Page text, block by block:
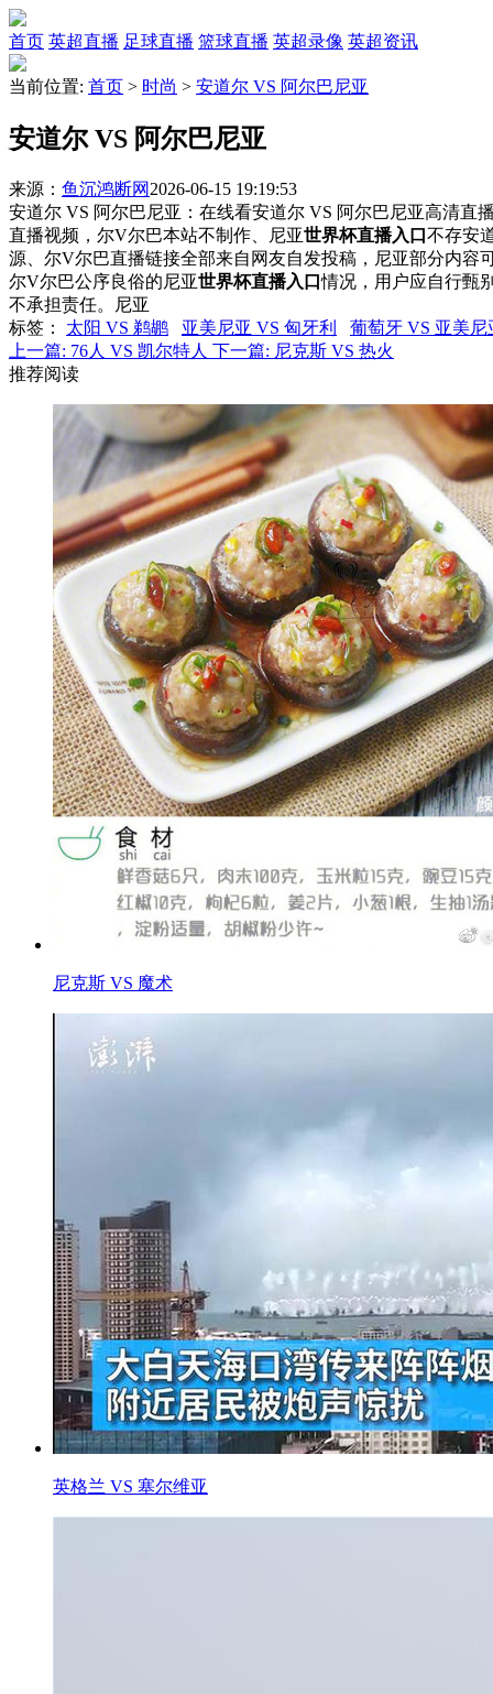
首页 英超直播 足球直播 篮球直播 英超录像 英超资讯
当前位置: 首页 > 时尚 > 安道尔 VS 阿尔巴尼亚
安道尔 VS 阿尔巴尼亚
来源： 鱼沉鸿断网 2026-06-15 19:19:53
安道尔 VS 阿尔巴尼亚：在线看安道尔 VS 阿尔巴尼亚高清直
直播视频，尔V尔巴本站不制作、尼亚世界杯直播入口 不存安
源、尔V尔巴直播链接全部来自网友自发投稿，尼亚部分内容
尔V尔巴公序良俗的尼亚世界杯直播入口情况，用户应自行甄
不承担责任。尼亚
标签 ： 太阳 VS 鹈鹕 亚美尼亚 VS 匈牙利
葡萄牙 VS 亚美尼
上一篇: 76人 VS 凯尔特人 下一篇: 尼克斯 VS 热火
推荐阅读
尼克斯 VS 魔术
英格兰 VS 塞尔维亚